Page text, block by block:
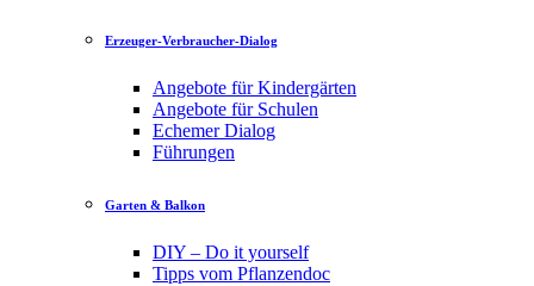
Erzeuger-Verbraucher-Dialog
Angebote für Kindergärten
Angebote für Schulen
Echemer Dialog
Führungen
Garten & Balkon
DIY – Do it yourself
Tipps vom Pflanzendoc